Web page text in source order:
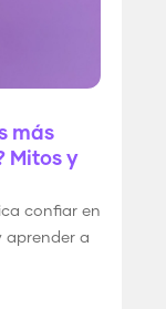
más
Mitos y
confiar en
aprender a